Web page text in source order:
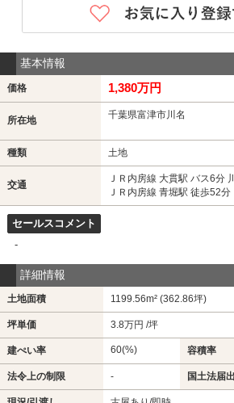
基本情報
価格 1,380万円
所在地 千葉県富津市川名
種類 土地
交通
ＪＲ内房線 大貫駅 バス6分
ＪＲ内房線 青堀駅 徒歩52分
セールスコメント
-
詳細情報
土地面積 1199.56m² (362.86坪)
坪単価 3.8万円 /坪
建ぺい率 60(%) 容積率
法令上の制限 - 国土法届出